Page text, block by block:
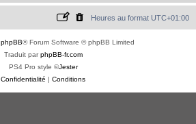
Heures au format UTC+01:00
phpBB® Forum Software © phpBB Limited
Traduit parphpBB-fr.com
PS4 Pro style ©Jester
Confidentialité | Conditions